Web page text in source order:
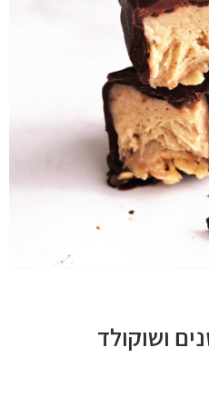
ושוקולד